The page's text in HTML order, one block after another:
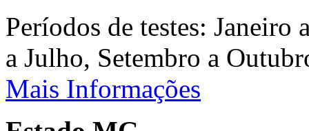
Períodos de testes:
a Julho, Setembro a
Mais Informações